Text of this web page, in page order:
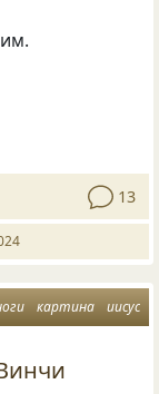
13
картина иисус